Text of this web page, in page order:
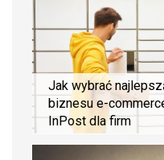
Jak wybrać
biznesu e-
InPost dla firm